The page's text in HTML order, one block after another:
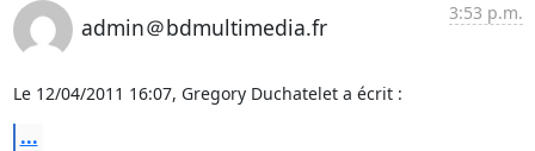
admin＠bdmultimedia.fr
3:53 p.m.
Le 12/04/2011 16:07, Gregory Duchatelet a écrit :
...